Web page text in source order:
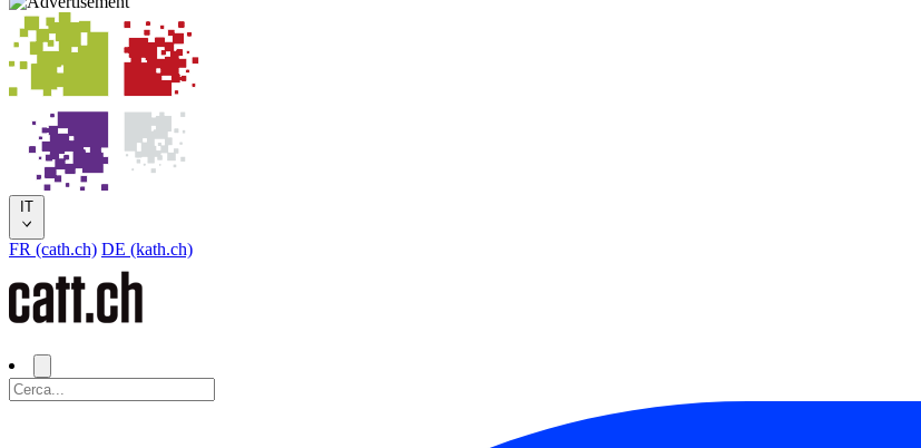
IT
FR (cath.ch) DE (kath.ch)